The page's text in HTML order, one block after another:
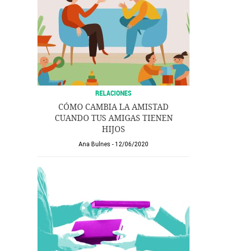
RELACIONES
CÓMO CAMBIA LA AMISTAD
CUANDO TUS AMIGAS TIENEN
HIJOS
Ana Bulnes 12/06/2020